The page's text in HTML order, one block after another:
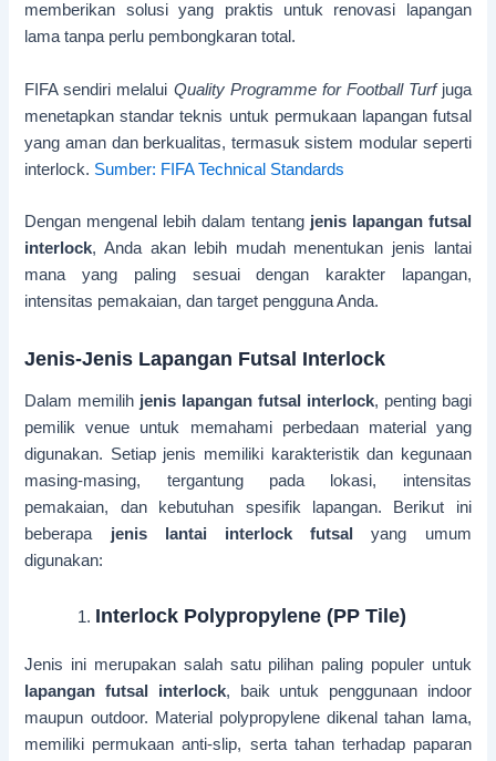
memberikan solusi yang praktis untuk renovasi lapangan
lama tanpa perlu pembongkaran total.
FIFA sendiri melalui Quality Programme for Football Turfjuga
menetapkan standar teknis untuk permukaan lapangan futsal
yang aman dan berkualitas, termasuk sistem modular seperti
interlock. Sumber: FIFA Technical Standards
Dengan mengenal lebih dalam tentang jenis lapangan futsal
interlock, Anda akan lebih mudah menentukan jenis lantai
mana yang paling sesuai dengan karakter lapangan,
intensitas pemakaian, dan target pengguna Anda.
Jenis-Jenis Lapangan Futsal Interlock
Dalam memilih jenis lapangan futsal interlock, penting bagi
pemilik venue untuk memahami perbedaan material yang
digunakan. Setiap jenis memiliki karakteristik dan kegunaan
masing-masing, tergantung pada lokasi, intensitas
pemakaian, dan kebutuhan spesifik lapangan. Berikut ini
beberapa jenis lantai interlock futsal
yang umum
digunakan:
Interlock Polypropylene (PP Tile)
Jenis ini merupakan salah satu pilihan paling populer untuk
lapangan futsal interlock, baik untuk penggunaan indoor
maupun outdoor. Material polypropylene dikenal tahan lama,
memiliki permukaan anti-slip, serta tahan terhadap paparan